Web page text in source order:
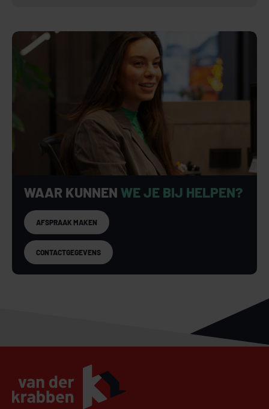
WAAR KUNNEN WE JE BIJ HELPEN?
AFSPRAAK MAKEN
CONTACTGEGEVENS